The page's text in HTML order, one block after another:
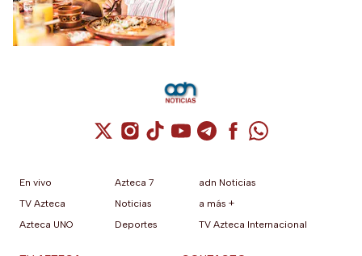
Cuenta de X / Twitter (se abre en una
Cuenta de Instagram (se abre en una
Cuenta de TikTok (se abre en
Cuenta de YouTube (se abre
Cuenta de Telegram (se
Cuenta de
Cuenta de
En vivo
TV Azteca
Azteca UNO
Azteca 7
Noticias
Deportes
adn Noticias
a más +
TV Azteca Internacional